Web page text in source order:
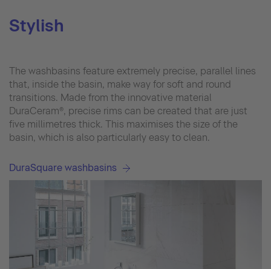
Stylish
The washbasins feature extremely precise, parallel lines
that, inside the basin, make way for soft and round
transitions. Made from the innovative material
DuraCeram®, precise rims can be created that are just
five millimetres thick. This maximises the size of the
basin, which is also particularly easy to clean.
DuraSquare washbasins